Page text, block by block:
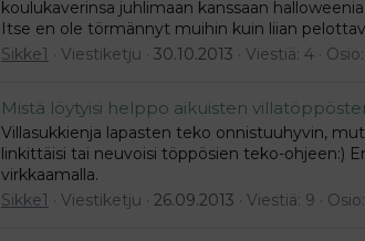
koulukaverinsa juhlimaan kanssaan
Itse en ole törmännyt muihin kuin liian
Sikke1
Viestiketju 30.10.2013 Viestiä: 4 Osio:
Mistä löytyisi helppo aikuisten
Villasukkienja lapasten teko onnistuuhyvin,
linkittäisi tai neuvoisi töppösien teko-ohjeen:)
virkkaamalla.
Sikke1
Viestiketju 26.09.2013 Viestiä: 9 Osio: